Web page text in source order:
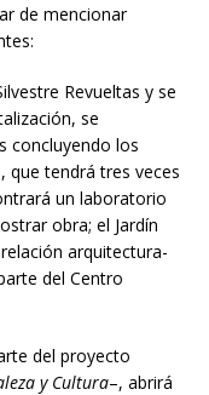
de mencionar
Revueltas y se
se
concluyendo los
que tendrá tres veces
un laboratorio
obra; el Jardín
arquitectura-
del Centro
del proyecto
y Cultura–, abrirá